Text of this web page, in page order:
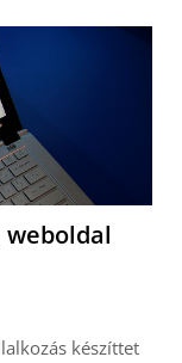
weboldal
készíttet